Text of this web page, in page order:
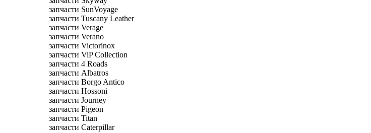
запчасти SunVoyage
запчасти Tuscany Leather
запчасти Verage
запчасти Verano
запчасти Victorinox
запчасти ViP Collection
запчасти 4 Roads
запчасти Albatros
запчасти Borgo Antico
запчасти Hossoni
запчасти Journey
запчасти Pigeon
запчасти Titan
запчасти Caterpillar